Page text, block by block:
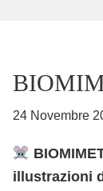
24 Novembre
illustrazioni